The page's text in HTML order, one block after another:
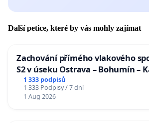
Další petice, které by vás mohly zajímat
Zachování přímého vlakového
S2 v úseku Ostrava – Bohumín –
u Jablunkova
1 333 podpisů
1 333 Podpisy / 7 dní
1 Aug 2026